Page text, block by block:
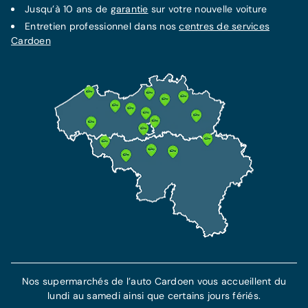
Contrat d'entretien Service +
65€/mois
Tous les frais de maintenance inclus
Tous les frais de réparations techniques
inclus
Assistance dépannage de 7 ans incluse
En savoir plus
Assurance Omnium
Dès 65 €/mois
Cette assurance inclut l'assurance RC et garantit
votre protection et indemnisation en cas de vol
et accident.
Plus d'information
Jusqu’à 10 ans de garantie sur votre nouvelle voiture
Entretien professionnel dans noscentres de services
Cardoen
Nos supermarchés de l’auto Cardoen vous accueillent du
lundi au samedi ainsi que certains jours fériés.